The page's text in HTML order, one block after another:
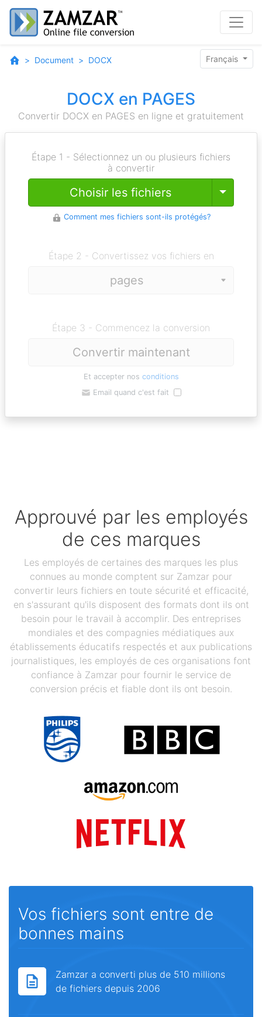
Document DOCX Français
DOCX en PAGES
Convertir DOCX en PAGES en ligne et gratuitement
Étape 1 - Sélectionnez un ou plusieurs fichiers
à convertir
Choisir les fichiers Toggle
Comment mes fichiers sont-ils protégés?
Étape 2 - Convertissez vos fichiers en
Étape 3 - Commencez la conversion
Convertir maintenant
Et accepter nos conditions
Email quand c'est fait
Approuvé par les employés
de ces marques
Les employés de certaines des marques les plus
connues au monde comptent sur Zamzar pour
convertir leurs fichiers en toute sécurité et efficacité,
en s'assurant qu'ils disposent des formats dont ils ont
besoin pour le travail à accomplir. Des entreprises
mondiales et des compagnies médiatiques aux
établissements éducatifs respectés et aux publications
journalistiques, les employés de ces organisations font
confiance à Zamzar pour fournir le service de
conversion précis et fiable dont ils ont besoin.
Vos fichiers sont entre de
bonnes mains
Zamzar a converti plus de 510 millions
de fichiers depuis 2006